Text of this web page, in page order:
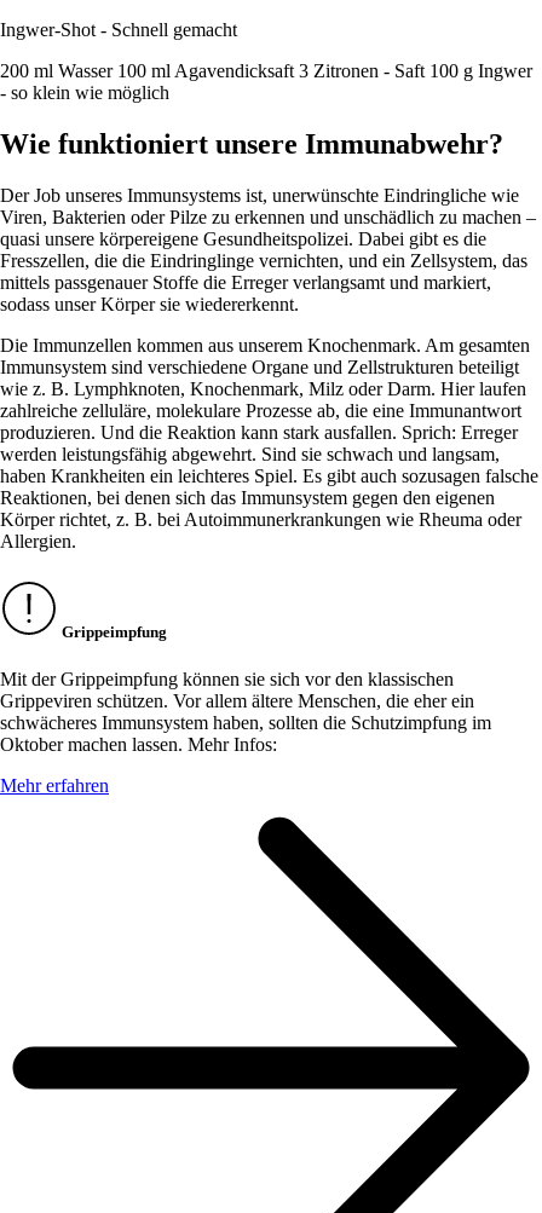
Ingwer-Shot - Schnell gemacht
200 ml Wasser 100 ml Agavendicksaft 3 Zitronen - Saft 100 g Ingwer
- so klein wie möglich
Wie funktioniert unsere Immunabwehr?
Der Job unseres Immunsystems ist, unerwünschte Eindringliche wie
Viren, Bakterien oder Pilze zu erkennen und unschädlich zu machen –
quasi unsere körpereigene Gesundheitspolizei. Dabei gibt es die
Fresszellen, die die Eindringlinge vernichten, und ein Zellsystem, das
mittels passgenauer Stoffe die Erreger verlangsamt und markiert,
sodass unser Körper sie wiedererkennt.
Die Immunzellen kommen aus unserem Knochenmark. Am gesamten
Immunsystem sind verschiedene Organe und Zellstrukturen beteiligt
wie z. B. Lymphknoten, Knochenmark, Milz oder Darm. Hier laufen
zahlreiche zelluläre, molekulare Prozesse ab, die eine Immunantwort
produzieren. Und die Reaktion kann stark ausfallen. Sprich: Erreger
werden leistungsfähig abgewehrt. Sind sie schwach und langsam,
haben Krankheiten ein leichteres Spiel. Es gibt auch sozusagen falsche
Reaktionen, bei denen sich das Immunsystem gegen den eigenen
Körper richtet, z. B. bei Autoimmunerkrankungen wie Rheuma oder
Allergien.
Grippeimpfung
Mit der Grippeimpfung können sie sich vor den klassischen
Grippeviren schützen. Vor allem ältere Menschen, die eher ein
schwächeres Immunsystem haben, sollten die Schutzimpfung im
Oktober machen lassen. Mehr Infos:
Mehr erfahren